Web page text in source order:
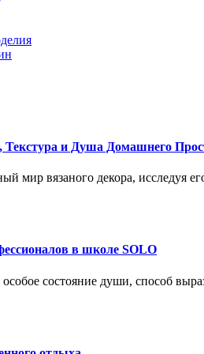
и Душа Домашнего
мир вязаного декора,
в школе SOLO
состояние души, способ